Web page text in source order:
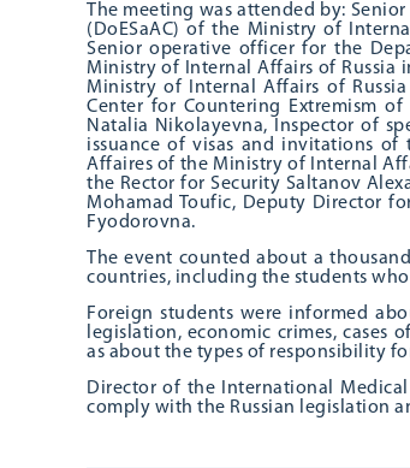
The meeting was attended by:
(DoESaAC) of the Ministry of
Senior operative officer for the
Ministry of Internal Affairs of Russia
Ministry of Internal Affairs of
Center for Countering Extremism
Natalia Nikolayevna, Inspector of
issuance of visas and invitations
Affaires of the Ministry of Internal
the Rector for Security Saltanov
Mohamad Toufic, Deputy Director
Fyodorovna.
The event counted about a
countries, including the students
Foreign students were informed
legislation, economic crimes, cases
as about the types of responsibility
Director of the International
comply with the Russian legislation